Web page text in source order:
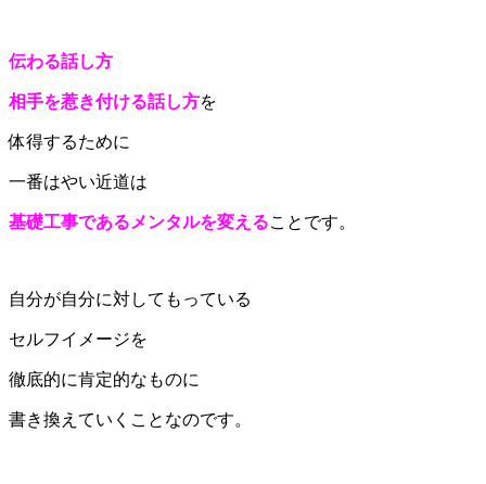
伝わる話し方
相手を惹き付ける話し方を
体得するために
一番はやい近道は
基礎工事であるメンタルを変えることです。
自分が自分に対してもっている
セルフイメージを
徹底的に肯定的なものに
書き換えていくことなのです。